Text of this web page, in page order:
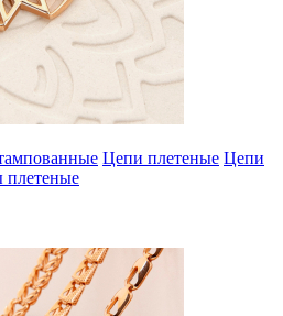
Цепи плетеные Цепи
плетеные